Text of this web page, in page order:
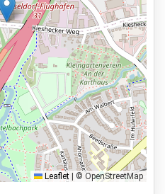
Leaflet © OpenStreetMap